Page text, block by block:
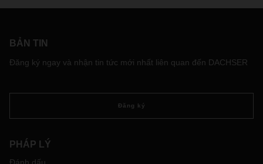
BẢN TIN
Đăng ký ngay và nhận tin tức mới nhất liên quan đến DACHSER
Đăng ký
PHÁP LÝ